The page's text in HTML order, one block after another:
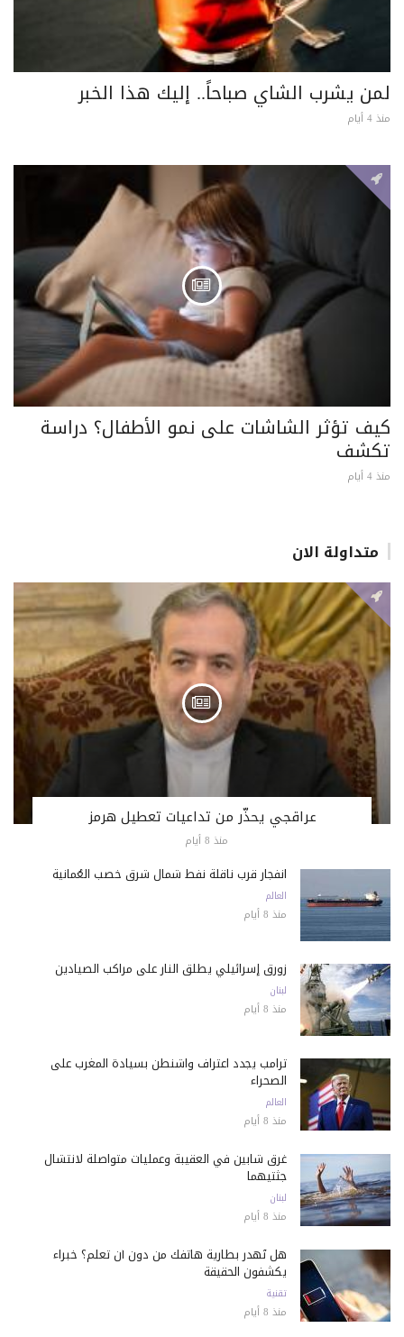
لمن يشرب الشاي صباحاً.. إليك هذا الخبر
منذ 4 أيام
كيف تؤثر الشاشات على نمو الأطفال؟ دراسة
تكشف
منذ 4 أيام
متداولة الان
عراقجي يحذّر من تداعيات تعطيل هرمز
منذ 8 أيام
انفجار قرب ناقلة نفط شمال شرق خصب العُمانية
العالم
منذ 8 أيام
زورق إسرائيلي يطلق النار على مراكب الصيادين
لبنان
منذ 8 أيام
ترامب يجدد اعتراف واشنطن بسيادة المغرب على
الصحراء
العالم
منذ 8 أيام
غرق شابين في العقيبة وعمليات متواصلة لانتشال
جثتيهما
لبنان
منذ 8 أيام
هل تُهدر بطارية هاتفك من دون أن تعلم؟ خبراء
يكشفون الحقيقة
تقنية
منذ 8 أيام